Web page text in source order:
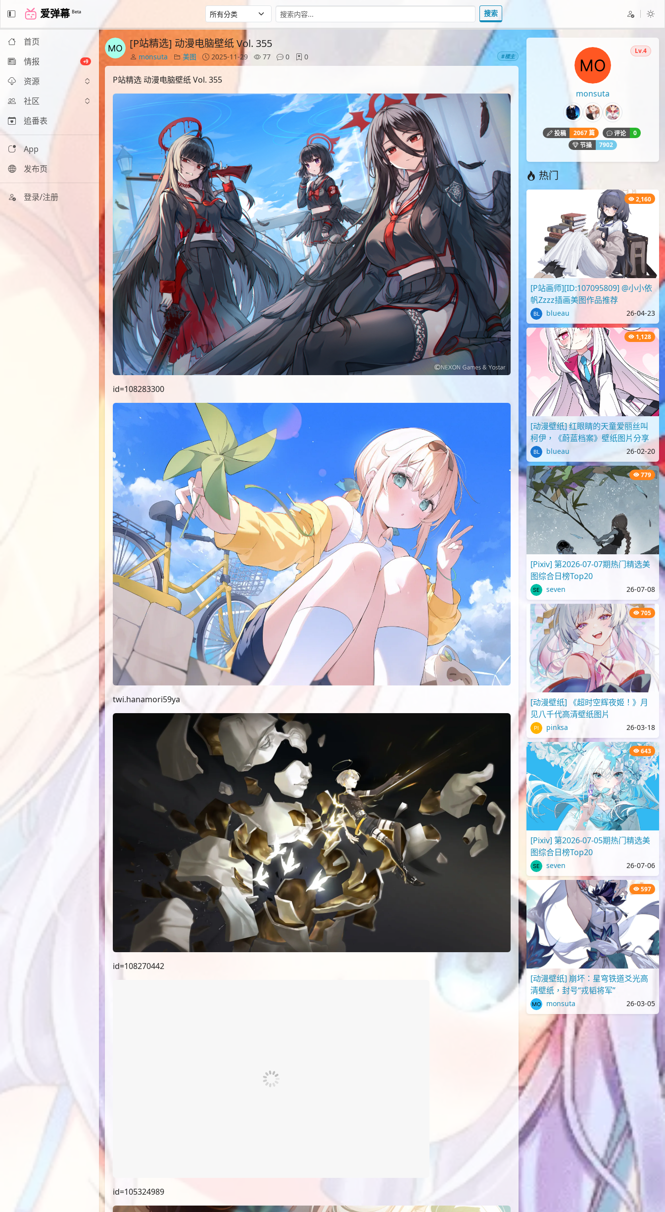
爱弹幕 Beta 搜索
首页
情报
+9
资源
社区
追番表
App
发布页
登录/注册
[P站精选] 动漫电脑壁纸 Vol. 355
monsuta 美图 2025-11-29 77 0 0 #楼主
P站精选 动漫电脑壁纸 Vol. 355
id=108283300
twi.hanamori59ya
id=108270442
id=105324989
monsuta
Lv.4
投稿 2067 篇 评论
0
节操
7902
热门
2,160
[P站画师][ID:107095809] @小小依
帆Zzzz插画美图作品推荐
blueau 26-04-23
1,128
[动漫壁纸] 红眼睛的天童爱丽丝叫
柯伊，《蔚蓝档案》壁纸图片分享
blueau 26-02-20
779
[Pixiv] 第2026-07-07期热门精选美
图综合日榜Top20
seven 26-07-08
705
[动漫壁纸] 《超时空辉夜姬！》月
见八千代高清壁纸图片
pinksa 26-03-18
643
[Pixiv] 第2026-07-05期热门精选美
图综合日榜Top20
seven 26-07-06
597
[动漫壁纸] 崩坏：星穹铁道爻光高
清壁纸，封号“戎韬将军”
monsuta 26-03-05